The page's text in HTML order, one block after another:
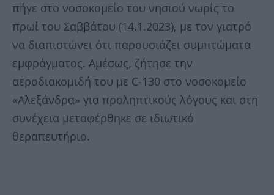
πήγε στο νοσοκομείο του νησιού νωρίς το
πρωί του Σαββάτου (14.1.2023), με τον γιατρό
να διαπιστώνει ότι παρουσιάζει συμπτώματα
εμφράγματος. Αμέσως, ζήτησε την
αεροδιακομιδή του με C-130 στο νοσοκομείο
«Αλεξάνδρα» για προληπτικούς λόγους και στη
συνέχεια μεταφέρθηκε σε ιδιωτικό
θεραπευτήριο.